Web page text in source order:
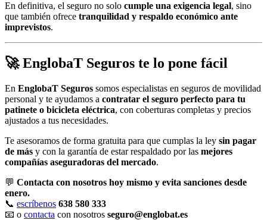
En definitiva, el seguro no solo cumple una exigencia legal, sino
que también ofrece tranquilidad y respaldo económico ante
imprevistos.
🚀 EnglobaT Seguros te lo pone fácil
En EnglobaT Seguros somos especialistas en seguros de movilidad
personal y te ayudamos a contratar el seguro perfecto para tu
patinete o bicicleta eléctrica, con coberturas completas y precios
ajustados a tus necesidades.
Te asesoramos de forma gratuita para que cumplas la ley sin pagar
de más y con la garantía de estar respaldado por las mejores
compañías aseguradoras del mercado.
💬 Contacta con nosotros hoy mismo y evita sanciones desde
enero.
📞 escríbenos 638 580 333
📧 o contacta con nosotros seguro@englobat.es